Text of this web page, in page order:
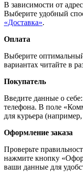
В зависимости от
Выберите удобный
«Доставка».
Оплата
Выберите
вариантах читайте в
Покупатель
Введите данные о
телефона. В поле
для курьера
Оформление заказа
Проверьте
нажмите кнопку
ваши данные для